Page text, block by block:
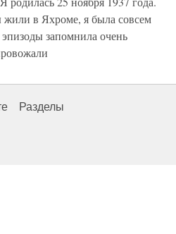
жили в Яхроме, я была совсем
запомнила очень
Разделы